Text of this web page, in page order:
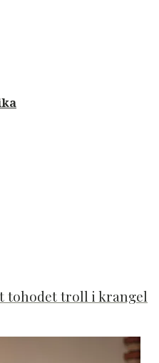
tohodet troll i krangel